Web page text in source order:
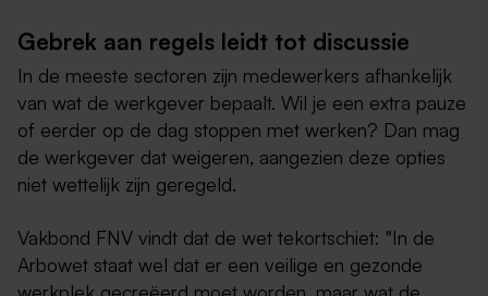
Gebrek aan regels leidt tot discussie
In de meeste sectoren zijn medewerkers afhankelijk
van wat de werkgever bepaalt. Wil je een extra pauze
of eerder op de dag stoppen met werken? Dan mag
de werkgever dat weigeren, aangezien deze opties
niet wettelijk zijn geregeld.
Vakbond FNV vindt dat de wet tekortschiet: "In de
Arbowet staat wel dat er een veilige en gezonde
werkplek gecreëerd moet worden, maar wat de